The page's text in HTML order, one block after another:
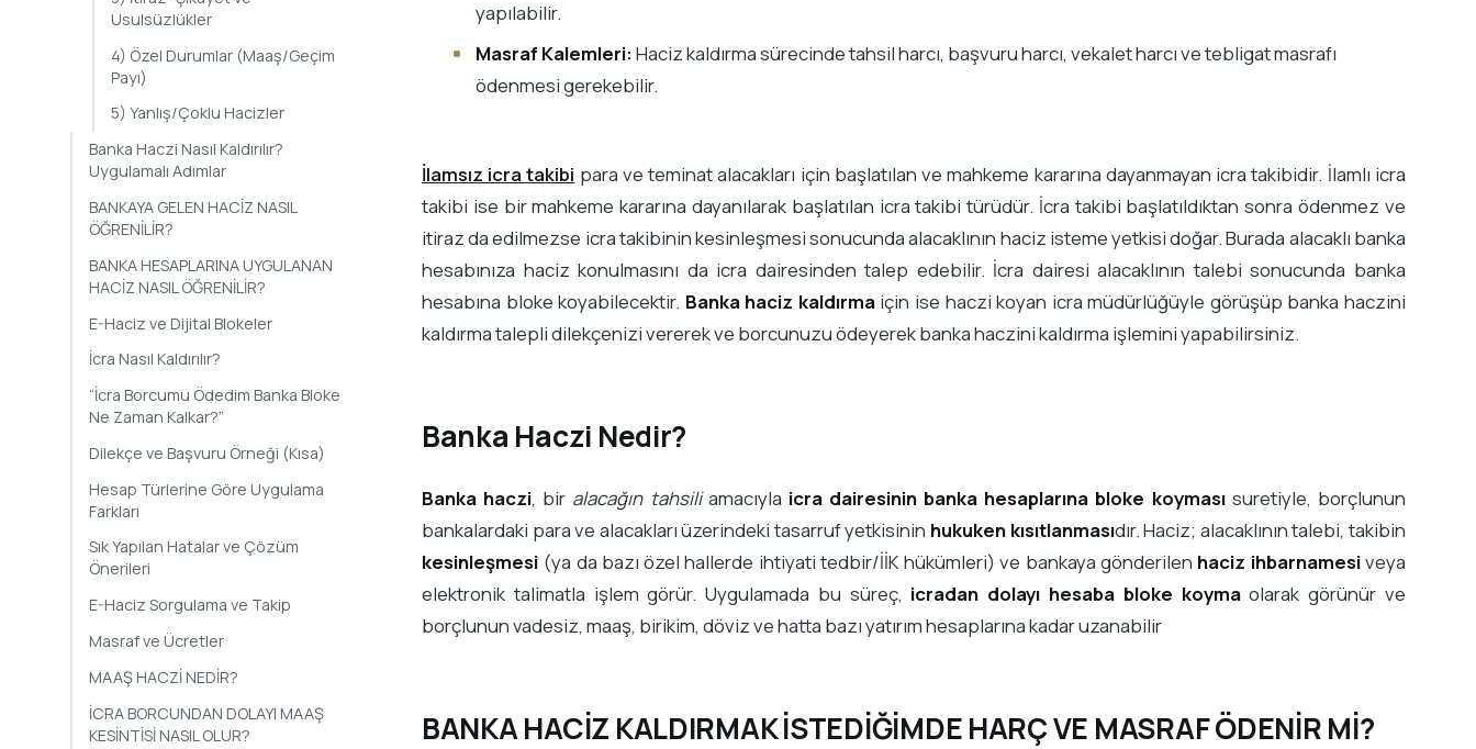
Usulsüzlükler
4) Özel Durumlar (Maaş/Geçim
Payı)
5) Yanlış/Çoklu Hacizler
Banka Haczi Nasıl Kaldırılır?
Uygulamalı Adımlar
BANKAYA GELEN HACİZ NASIL
ÖĞRENİLİR?
BANKA HESAPLARINA UYGULANAN
HACİZ NASIL ÖĞRENİLİR?
E-Haciz ve Dijital Blokeler
İcra Nasıl Kaldırılır?
“İcra Borcumu Ödedim Banka Bloke
Ne Zaman Kalkar?”
Dilekçe ve Başvuru Örneği (Kısa)
Hesap Türlerine Göre Uygulama
Farkları
Sık Yapılan Hatalar ve Çözüm
Önerileri
E-Haciz Sorgulama ve Takip
Masraf ve Ücretler
MAAŞ HACZİ NEDİR?
İCRA BORCUNDAN DOLAYI MAAŞ
KESİNTİSİ NASIL OLUR?
yapılabilir.
Masraf Kalemleri:Haciz kaldırma sürecinde tahsil harcı, başvuru harcı, vekalet harcı ve tebligat masrafı
ödenmesi gerekebilir.
İlamsız icra takibi para ve teminat alacakları için başlatılan ve mahkeme kararına dayanmayan icra takibidir. İlamlı icra
takibi ise bir mahkeme kararına dayanılarak başlatılan icra takibi türüdür. İcra takibi başlatıldıktan sonra ödenmez ve
itiraz da edilmezse icra takibinin kesinleşmesi sonucunda alacaklının haciz isteme yetkisi doğar. Burada alacaklı banka
hesabınıza haciz konulmasını da icra dairesinden talep edebilir. İcra dairesi alacaklının talebi sonucunda banka
hesabına bloke koyabilecektir. Banka haciz kaldırmaiçin ise haczi koyan icra müdürlüğüyle görüşüp banka haczini
kaldırma talepli dilekçenizi vererek ve borcunuzu ödeyerek banka haczini kaldırma işlemini yapabilirsiniz.
Banka Haczi Nedir?
Banka haczi, bir alacağın tahsiliamacıyla icra dairesinin banka hesaplarına bloke koymasısuretiyle, borçlunun
bankalardaki para ve alacakları üzerindeki tasarruf yetkisinin hukuken kısıtlanmasıdır. Haciz; alacaklının talebi, takibin
kesinleşmesi(ya da bazı özel hallerde ihtiyati tedbir/İİK hükümleri) ve bankaya gönderilen haciz ihbarnamesiveya
elektronik talimatla işlem görür. Uygulamada bu süreç, icradan dolayı hesaba bloke koymaolarak görünür ve
borçlunun vadesiz, maaş, birikim, döviz ve hatta bazı yatırım hesaplarına kadar uzanabilir
BANKA HACİZ KALDIRMAK İSTEDİĞİMDE HARÇ VE MASRAF ÖDENİR Mİ?